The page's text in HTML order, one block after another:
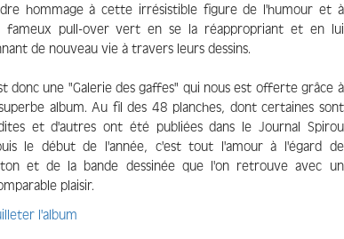
hommage à cette irrésistible figure de l'humour et à
fameux pull-over vert en se la réappropriant et en lui
de nouveau vie à travers leurs dessins.
donc une "Galerie des gaffes" qui nous est offerte grâce à
album. Au fil des 48 planches, dont certaines sont
et d'autres ont été publiées dans le Journal Spirou
le début de l'année, c'est tout l'amour à l'égard de
et de la bande dessinée que l'on retrouve avec un
plaisir.
l'album